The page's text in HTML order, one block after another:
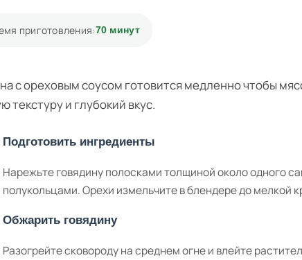
приготовления:70 минут
с ореховым соусом готовится медленно чтобы
текстуру и глубокий вкус.
Подготовить ингредиенты
Нарежьте говядину полосками толщиной около одного
полукольцами. Орехи измельчите в блендере до мелкой
Обжарить говядину
Разогрейте сковороду на среднем огне и влейте